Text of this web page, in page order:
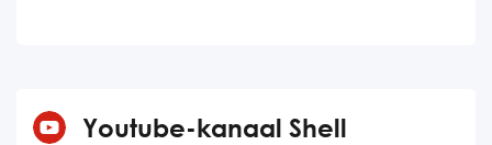
Youtube-kanaal Shell